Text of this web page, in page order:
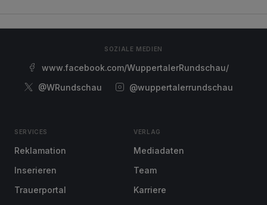
SOZIALE MEDIEN
www.facebook.com/WuppertalerRundschau/
@WRundschau
@wuppertalerrundschau
SERVICES
Reklamation
Inserieren
Trauerportal
VERLAG
Mediadaten
Team
Karriere